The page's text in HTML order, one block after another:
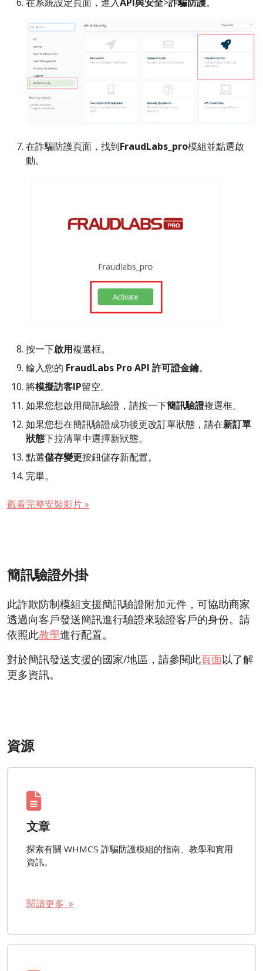
在詐騙防護頁面，找到FraudLabs_pro模組並點選啟
動。
按一下啟用複選框。
輸入您的 FraudLabs Pro API 許可證金鑰。
將模擬訪客IP留空。
如果您想啟用簡訊驗證，請按一下簡訊驗證複選框。
如果您想在簡訊驗證成功後更改訂單狀態，請在新訂單
狀態下拉清單中選擇新狀態。
點選儲存變更按鈕儲存新配置。
完畢。
觀看完整安裝影片 »
簡訊驗證外掛
此詐欺防制模組支援簡訊驗證附加元件，可協助商家
透過向客戶發送簡訊進行驗證來驗證客戶的身份。請
依照此教學進行配置。
對於簡訊發送支援的國家/地區，請參閱此頁面以了解
更多資訊。
資源
文章
探索有關 WHMCS 詐騙防護模組的指南、教學和實用
資訊。
閱讀更多 »